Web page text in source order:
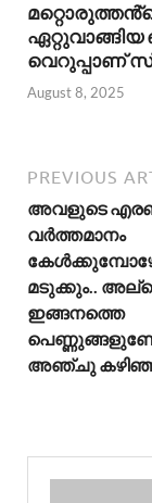
ഏറ്റുവാങ്ങിയ
വെറുപ്പാണ്
August 8, 2025
PREVIOUS
അവളുടെ
വർത്തമാനം
മടുക്കും..
ഇങ്ങനത്തെ
അഞ്ചു